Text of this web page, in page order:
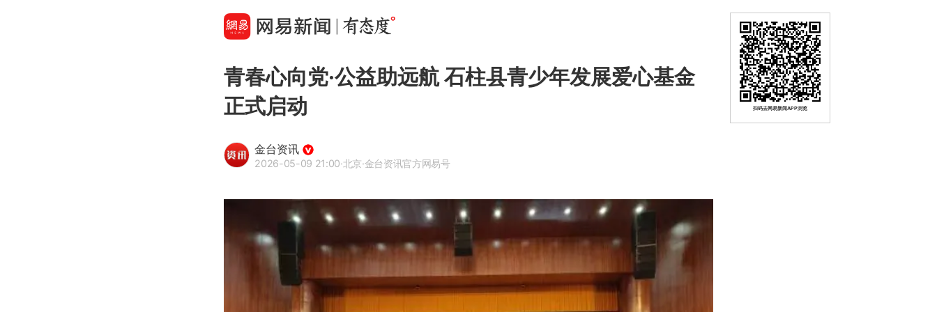
青春心向党·公益助远航 石柱县青少年发展爱心基金
正式启动
金台资讯
2026-05-09 21:00·北京·金台资讯官方网易号
扫码去网易新闻APP浏览